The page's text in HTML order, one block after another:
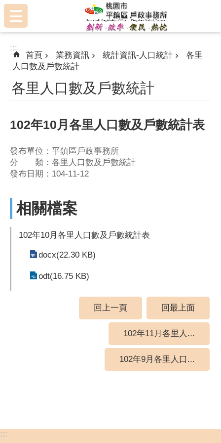
跳到主要內容區塊
:::
:::
首頁 業務資訊 統計資訊-人口統計
各里
人口數及戶數統計
各里人口數及戶數統計
102年10月各里人口數及戶數統計表
發布單位：平鎮區戶政事務所
分 類：各里人口數及戶數統計
發布日期：104-11-12
相關檔案
102年10月各里人口數及戶數統計表
docx(22.30 KB)
odt(16.75 KB)
回上一頁 回最上面
102年11月各里人...
102年9月各里人口...
:::